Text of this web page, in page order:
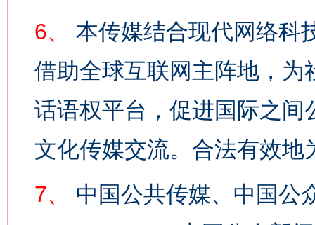
6、
本传媒结合现代网络科
借助全球互联网主阵地，
话语权平台，促进国际之
文化传媒交流。合法有效地
7、
中国公共传媒、中国公